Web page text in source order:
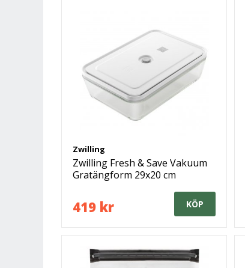
Zwilling
Zwilling Fresh & Save Vakuum
Gratängform 29x20 cm
419 kr KÖP